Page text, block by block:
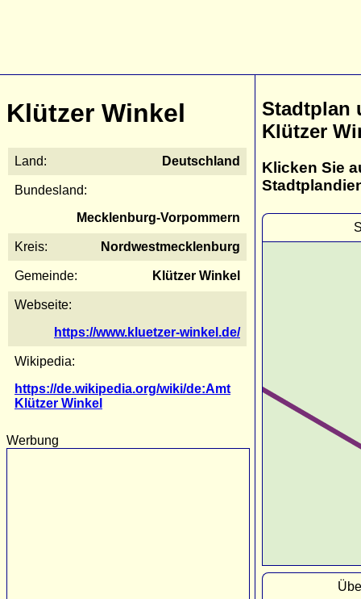
Klützer Winkel
Land: Deutschland
Bundesland:
Mecklenburg-Vorpommern
Kreis: Nordwestmecklenburg
Gemeinde: Klützer Winkel
Webseite:
https://www.kluetzer-winkel.de/
Wikipedia:
https://de.wikipedia.org/wiki/de:Amt
Klützer Winkel
Werbung
Stadtplan
Klützer
Klicken Sie